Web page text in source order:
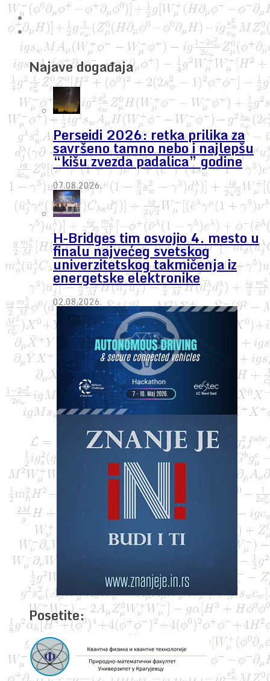
Najave događaja
Perseidi 2026: retka prilika za
savršeno tamno nebo i najlepšu
“kišu zvezda padalica” godine
07.08.2026.
H-Bridges tim osvojio 4. mesto u
finalu najvećeg svetskog
univerzitetskog takmičenja iz
energetske elektronike
02.08.2026.
Posetite: